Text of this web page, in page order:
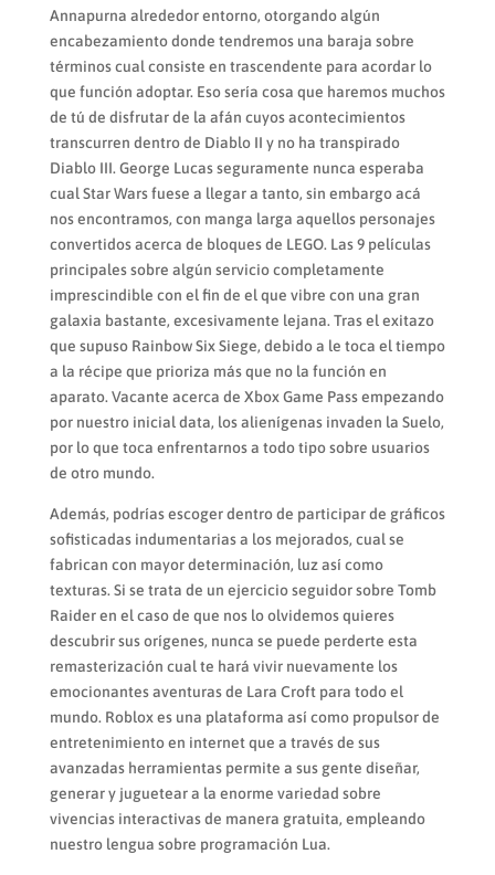
Annapurna alrededor entorno, otorgando algún
encabezamiento donde tendremos una baraja sobre
términos cual consiste en trascendente para acordar lo
que función adoptar. Eso serí­a cosa que haremos muchos
de tú de disfrutar de la afán cuyos acontecimientos
transcurren dentro de Diablo II y no ha transpirado
Diablo III. George Lucas seguramente nunca esperaba
cual Star Wars fuese a llegar a tanto, sin embargo acá
nos encontramos, con manga larga aquellos personajes
convertidos acerca de bloques de LEGO. Las 9 películas
principales sobre algún servicio completamente
imprescindible con el fin de el que vibre con una gran
galaxia bastante, excesivamente lejana. Tras el exitazo
que supuso Rainbow Six Siege, debido a le toca el tiempo
a la récipe que prioriza más que no la función en
aparato. Vacante acerca de Xbox Game Pass empezando
por nuestro inicial data, los alienígenas invaden la Suelo,
por lo que toca enfrentarnos a todo tipo sobre usuarios
de otro mundo.
Además, podrías escoger dentro de participar de gráficos
sofisticadas indumentarias a los mejorados, cual se
fabrican con mayor determinación, luz así­ como
texturas. Si se trata de un ejercicio seguidor sobre Tomb
Raider en el caso de que nos lo olvidemos quieres
descubrir sus orígenes, nunca se puede perderte esta
remasterización cual te hará vivir nuevamente los
emocionantes aventuras de Lara Croft para todo el
mundo. Roblox es una plataforma así­ como propulsor de
entretenimiento en internet que a través de sus
avanzadas herramientas permite a sus gente diseñar,
generar y juguetear a la enorme variedad sobre
vivencias interactivas de manera gratuita, empleando
nuestro lengua sobre programación Lua.